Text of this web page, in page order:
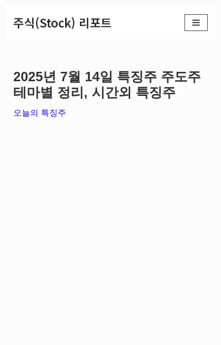
로
건
너
주식(Stock) 리포트
2025년 7월 14일 특징주 주도주
테마별 정리, 시간외 특징주
오늘의 특징주